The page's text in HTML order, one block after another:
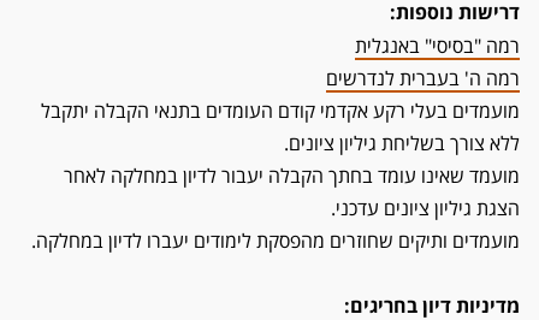
דרישות נוספות:
רמה "בסיסי" באנגלית
רמה ה' בעברית לנדרשים
מועמדים בעלי רקע אקדמי קודם העומדים בתנאי הקבלה יתקבל
ללא צורך בשליחת גיליון ציונים.
מועמד שאינו עומד בחתך הקבלה יעבור לדיון במחלקה לאחר
הצגת גיליון ציונים עדכני.
מועמדים ותיקים שחוזרים מהפסקת לימודים יעברו לדיון במחלקה.
מדיניות דיון בחריגים: